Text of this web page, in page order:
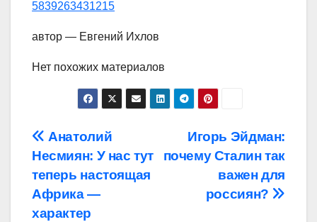
5839263431215
автор — Евгений Ихлов
Нет похожих материалов
Навигация
по
записям
Игорь Эйдман:
почему Сталин так
важен для
россиян?
Анатолий
Несмиян: У нас тут
теперь настоящая
Африка —
характер